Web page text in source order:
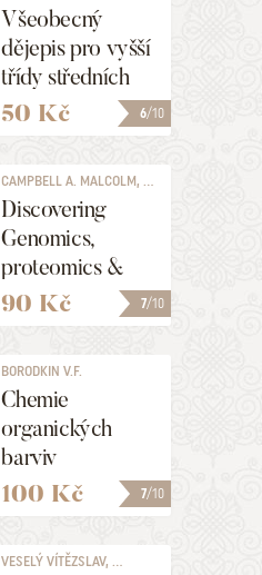
6/10
Všeobecný
dějepis pro vyšší
třídy středních
škol 1.
50 Kč
7/10
CAMPBELL A. MALCOLM, ...
Discovering
Genomics,
proteomics &
Bioinformatics
90 Kč
7/10
BORODKIN V.F.
Chemie
organických
barviv
100 Kč
VESELÝ VÍTĚZSLAV, ...